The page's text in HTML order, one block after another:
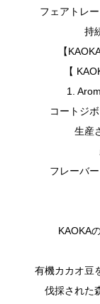
フェアトレ
持
【
【
1.
コートジ
生産
フレーバ
KAOKA
有機カカオ豆
伐採された